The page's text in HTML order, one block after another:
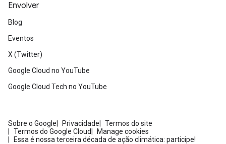
Envolver
Blog
Eventos
X (Twitter)
Google Cloud no YouTube
Google Cloud Tech no YouTube
Sobre o Google Privacidade
Termos do site
Termos do Google Cloud
Manage cookies
Essa é nossa terceira década de ação climática: participe!